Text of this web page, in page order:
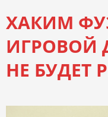
ХАКИМ
ИГРОВОЙ
НЕ БУДЕТ